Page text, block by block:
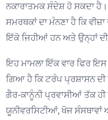
ਨਕਾਰਾਤਮਕ ਸੰਦੇਸ਼ ਹੋ ਸਕਦਾ
ਸਮਰਥਕਾਂ ਦਾ ਮੰਨਣਾ ਹੈ ਕਿ
ਇੱਕੋ ਜਿਹੀਆਂ ਹਨ ਅਤੇ ਉਨ੍ਹਾਂ ਦੀ
ਇਹ ਮਾਮਲਾ ਇੱਕ ਵਾਰ ਫਿਰ
ਗਿਆ ਹੈ ਕਿ ਟਰੰਪ ਪ੍ਰਸ਼ਾਸਨ
ਗੈਰ-ਕਾਨੂੰਨੀ ਪ੍ਰਵਾਸੀਆਂ ਤੱਕ ਹੀ
ਯੂਨੀਵਰਸਿਟੀਆਂ, ਖੋਜ